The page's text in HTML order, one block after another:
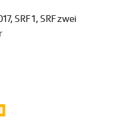
SRF 1, SRF zwei